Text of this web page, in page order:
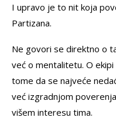
I upravo je to nit koja
Partizana.
Ne govori se direktno o
već o mentalitetu. O
tome da se najveće
već izgradnjom
višem interesu tima.